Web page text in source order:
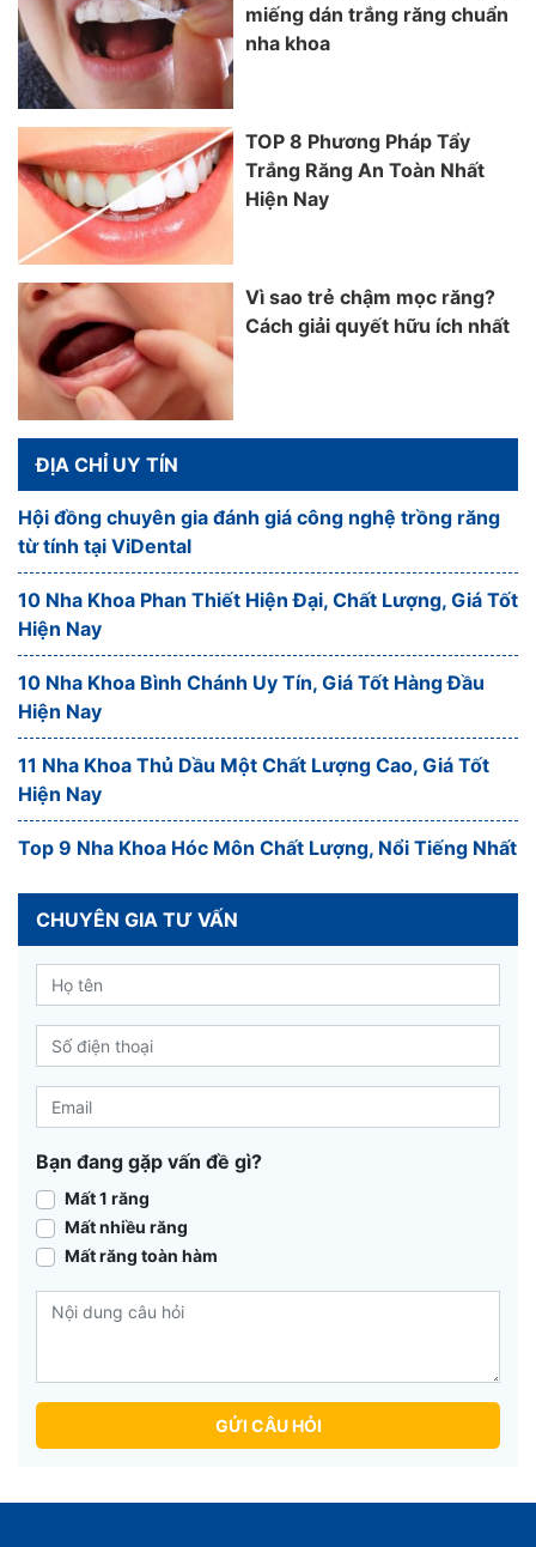
miếng dán trắng răng chuẩn
nha khoa
TOP 8 Phương Pháp Tẩy
Trắng Răng An Toàn Nhất
Hiện Nay
Vì sao trẻ chậm mọc răng?
Cách giải quyết hữu ích nhất
ĐỊA CHỈ UY TÍN
Hội đồng chuyên gia đánh giá công nghệ trồng răng
từ tính tại ViDental
10 Nha Khoa Phan Thiết Hiện Đại, Chất Lượng, Giá Tốt
Hiện Nay
10 Nha Khoa Bình Chánh Uy Tín, Giá Tốt Hàng Đầu
Hiện Nay
11 Nha Khoa Thủ Dầu Một Chất Lượng Cao, Giá Tốt
Hiện Nay
Top 9 Nha Khoa Hóc Môn Chất Lượng, Nổi Tiếng Nhất
CHUYÊN GIA TƯ VẤN
Bạn đang gặp vấn đề gì?
Mất 1 răng
Mất nhiều răng
Mất răng toàn hàm
GỬI CÂU HỎI